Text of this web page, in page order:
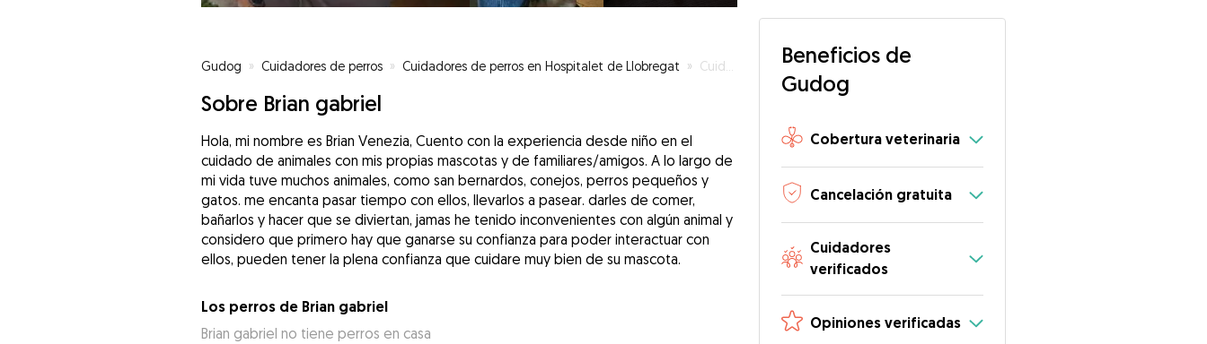
Gudog » Cuidadores de perros » Cuidadores de perros en Hospitalet de Llobregat » Cuidador en Hospitalet De llobregat
Sobre Brian gabriel
Hola, mi nombre es Brian Venezia, Cuento con la experiencia desde niño en el
cuidado de animales con mis propias mascotas y de familiares/amigos. A lo largo de
mi vida tuve muchos animales, como san bernardos, conejos, perros pequeños y
gatos. me encanta pasar tiempo con ellos, llevarlos a pasear. darles de comer,
bañarlos y hacer que se diviertan, jamas he tenido inconvenientes con algún animal y
considero que primero hay que ganarse su confianza para poder interactuar con
ellos, pueden tener la plena confianza que cuidare muy bien de su mascota.
Los perros de Brian gabriel
Brian gabriel no tiene perros en casa
Beneficios de
Gudog
Cobertura veterinaria
Cancelación gratuita
Cuidadores
verificados
Opiniones verificadas